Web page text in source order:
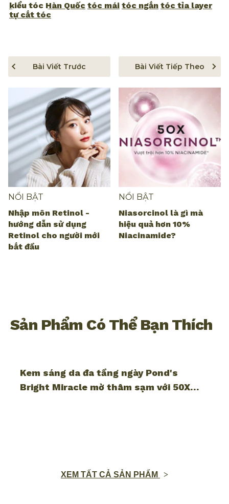
kiểu tóc Hàn Quốc tóc mái tóc ngắn tóc tỉa layer
tự cắt tóc
NỔI BẬT
Nhập môn Retinol -
hướng dẫn sử dụng
Retinol cho người mới
bắt đầu
Bài Viết Trước
NỔI BẬT
Niasorcinol là gì mà
hiệu quả hơn 10%
Niacinamide?
Bài Viết Tiếp Theo
Sản Phẩm Có Thể Bạn Thích
Kem sáng da đa tầng ngày Pond's
Bright Miracle mờ thâm sạm với 50X
XEM TẤT CẢ SẢN PHẨM